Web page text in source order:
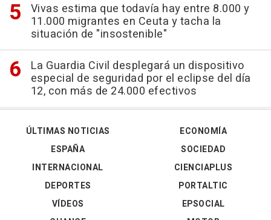
Vivas estima que todavía hay entre 8.000 y
11.000 migrantes en Ceuta y tacha la
situación de "insostenible"
La Guardia Civil desplegará un dispositivo
especial de seguridad por el eclipse del día
12, con más de 24.000 efectivos
ÚLTIMAS NOTICIAS
ESPAÑA
INTERNACIONAL
DEPORTES
VÍDEOS
ECONOMÍA
SOCIEDAD
CIENCIAPLUS
PORTALTIC
EPSOCIAL